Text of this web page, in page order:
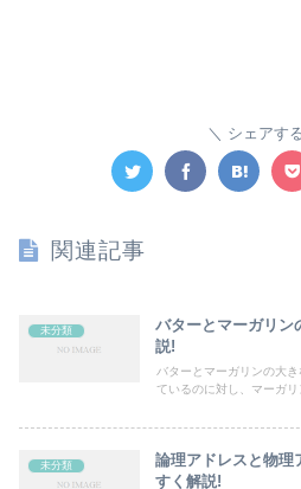
シェアす
関連記事
未分類
バターとマーガリン
説!
バターとマーガリンの大
ているのに対し、マーガリ
未分類
論理アドレスと物理
すく解説!